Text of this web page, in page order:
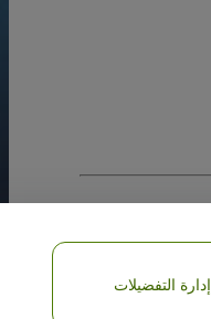
إدارة التفضيلات